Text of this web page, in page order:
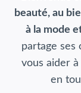
beauté, au
à la mode
partage ses
vous aider
en